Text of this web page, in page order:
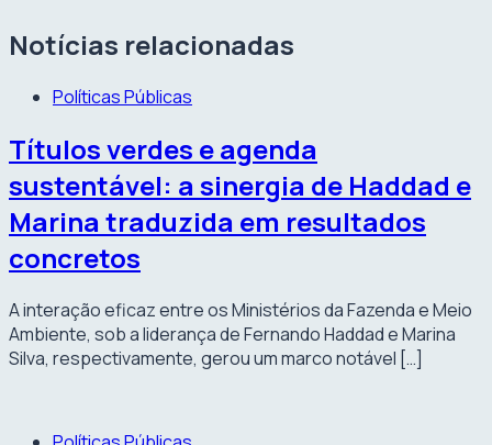
Notícias relacionadas
Políticas Públicas
Títulos verdes e agenda
sustentável: a sinergia de Haddad e
Marina traduzida em resultados
concretos
A interação eficaz entre os Ministérios da Fazenda e Meio
Ambiente, sob a liderança de Fernando Haddad e Marina
Silva, respectivamente, gerou um marco notável […]